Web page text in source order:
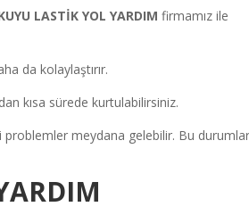
LASTİK YOL YARDIM firmamız ile
da kolaylaştırır.
kısa sürede kurtulabilirsiniz.
problemler meydana gelebilir. Bu durumlar